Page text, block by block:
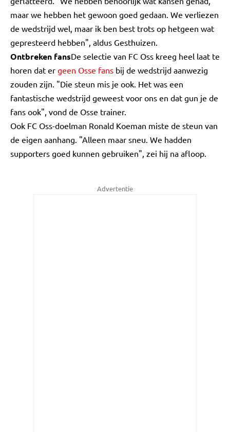
maar we hebben het gewoon goed gedaan. We verliezen
de wedstrijd wel, maar ik ben best trots op hetgeen wat
gepresteerd hebben", aldus Gesthuizen.
Ontbreken fansDe selectie van FC Oss kreeg heel laat te
horen dat er geen Osse fans bij de wedstrijd aanwezig
zouden zijn. "Die steun mis je ook. Het was een
fantastische wedstrijd geweest voor ons en dat gun je de
fans ook", vond de Osse trainer.
Ook FC Oss-doelman Ronald Koeman miste de steun van
de eigen aanhang. "Alleen maar sneu. We hadden
supporters goed kunnen gebruiken", zei hij na afloop.
Advertentie